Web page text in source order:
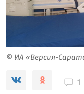
© ИА «Версия-
1